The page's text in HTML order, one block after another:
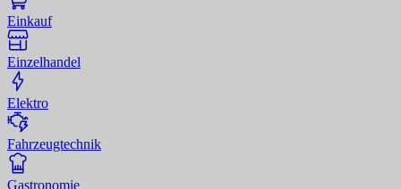
Ein­kauf
Ein­zel­han­del
Elek­tro
Fahr­zeug­tech­nik
Gas­tro­no­mie